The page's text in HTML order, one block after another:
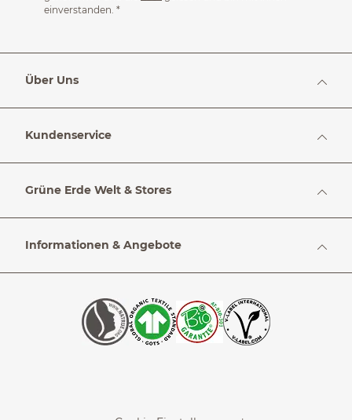
einverstanden. *
Über Uns
Kundenservice
Grüne Erde Welt & Stores
Informationen & Angebote